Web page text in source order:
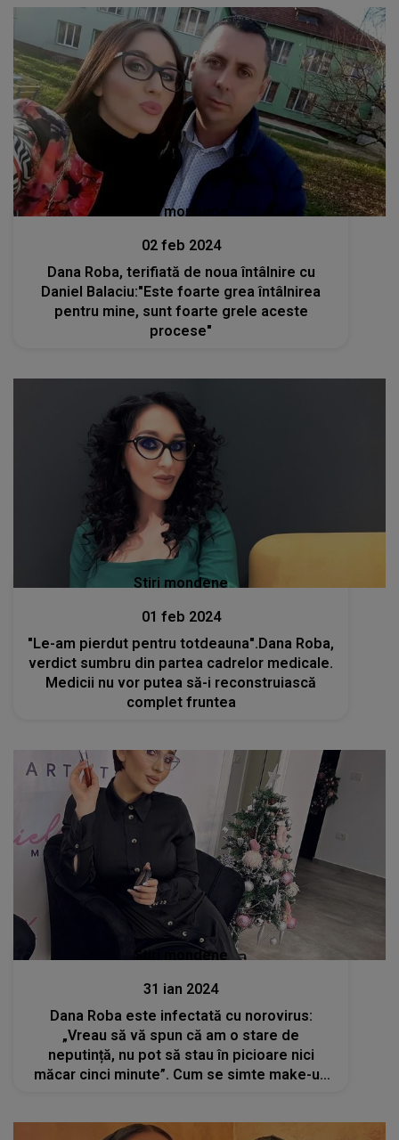
Stiri mondene
02 feb 2024
Dana Roba, terifiată de noua întâlnire cu
Daniel Balaciu:"Este foarte grea întâlnirea
pentru mine, sunt foarte grele aceste
procese"
Stiri mondene
01 feb 2024
"Le-am pierdut pentru totdeauna".Dana Roba,
verdict sumbru din partea cadrelor medicale.
Medicii nu vor putea să-i reconstruiască
complet fruntea
Stiri mondene
31 ian 2024
Dana Roba este infectată cu norovirus:
„Vreau să vă spun că am o stare de
neputință, nu pot să stau în picioare nici
măcar cinci minute”. Cum se simte make-up